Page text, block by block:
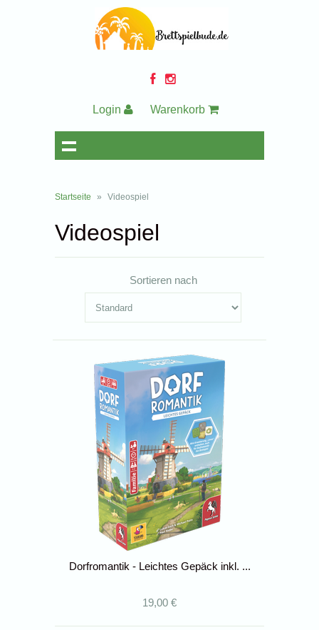
Login Warenkorb
Startseite » Videospiel
Videospiel
Sortieren nach
Dorfromantik - Leichtes Gepäck inkl. ...
19,00 €